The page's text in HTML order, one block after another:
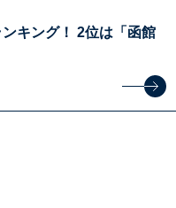
キング！ 2位は「函館